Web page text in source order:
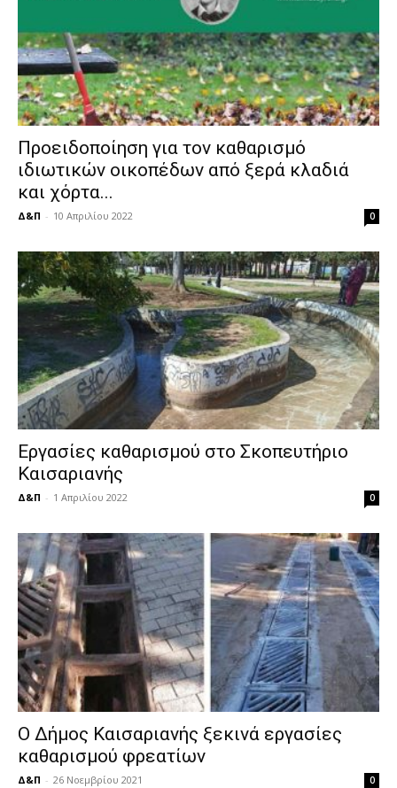
Προειδοποίηση για τον καθαρισμό
ιδιωτικών οικοπέδων από ξερά κλαδιά
και χόρτα...
Δ&Π - 10 Απριλίου 2022 0
Εργασίες καθαρισμού στο Σκοπευτήριο
Καισαριανής
Δ&Π - 1 Απριλίου 2022 0
O Δήμος Καισαριανής ξεκινά εργασίες
καθαρισμού φρεατίων
Δ&Π - 26 Νοεμβρίου 2021 0